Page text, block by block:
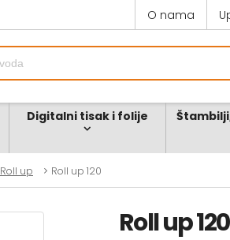
O nama
Digitalni tisak i folije
Roll up Roll up 120
Roll up 120